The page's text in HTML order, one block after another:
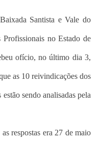
Santista e Vale do
no Estado de
ofício, no último dia 3,
as 10 reivindicações dos
sendo analisadas pela
respostas era 27 de maio